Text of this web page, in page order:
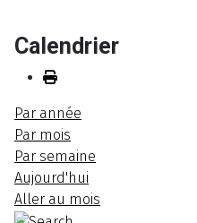
Calendrier
Par année
Par mois
Par semaine
Aujourd'hui
Aller au mois